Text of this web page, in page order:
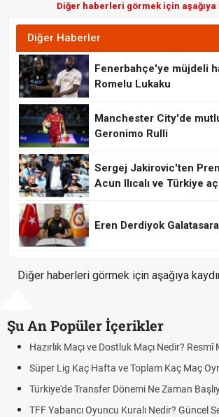
Diğer haberleri görmek için aşağıya
Diğer Haberler
Fenerbahçe'ye müjdeli
Romelu Lukaku
Manchester City'de
Geronimo Rulli
Sergej Jakirovic'ten
Acun Ilıcalı ve Türkiye
Eren Derdiyok
Diğer haberleri görmek için aşağıya
Şu An Popüler İçerikler
ve Dostluk Maçı Nedir? Resmî Maçlardan
Kaç Hafta ve Toplam Kaç Maç Oynanır?
Transfer Dönemi Ne Zaman Başlıyor ve Bitiyor?
Oyuncu Kuralı Nedir? Güncel Sezonda Nasıl